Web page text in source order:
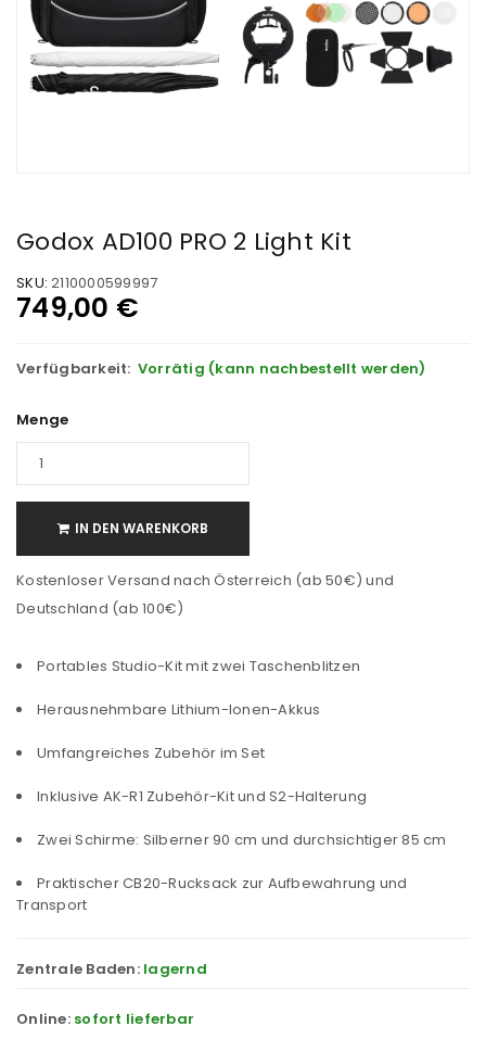
Godox AD100 PRO 2 Light Kit
SKU: 2110000599997
749,00 €
Verfügbarkeit: Vorrätig (kann nachbestellt werden)
Menge
IN DEN WARENKORB
Kostenloser Versand nach Österreich (ab 50€) und
Deutschland (ab 100€)
Portables Studio-Kit mit zwei Taschenblitzen
Herausnehmbare Lithium-Ionen-Akkus
Umfangreiches Zubehör im Set
Inklusive AK-R1 Zubehör-Kit und S2-Halterung
Zwei Schirme: Silberner 90 cm und durchsichtiger 85 cm
Praktischer CB20-Rucksack zur Aufbewahrung und
Transport
Zentrale Baden: lagernd
Online: sofort lieferbar